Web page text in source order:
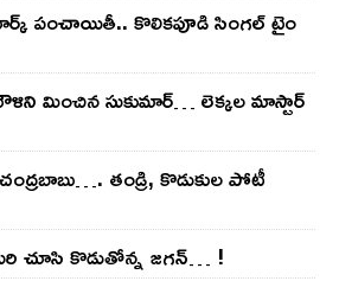
పంచాయితీ.. కొలిక‌పూడి సింగ‌ల్ టైం
మించిన సుకుమార్‌… లెక్క‌ల మాస్టార్
తండ్రి, కొడుకుల పోటీ
చూసి కొడుతోన్న జ‌గ‌న్‌… !